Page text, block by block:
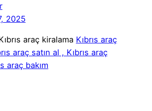
2025
araç kiralama Kıbrıs araç
araç satın al , Kıbrıs araç
araç bakım